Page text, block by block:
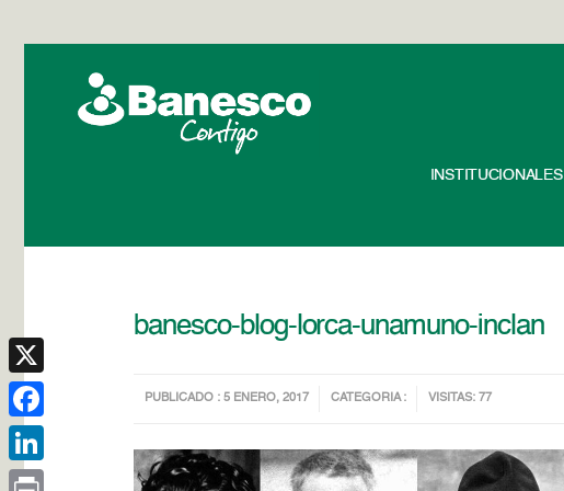
INSTITUCIONALES
banesco-blog-lorca-unamuno-inclan
PUBLICADO : 5 ENERO, 2017 CATEGORIA : VISITAS: 77
X
Facebook
LinkedIn